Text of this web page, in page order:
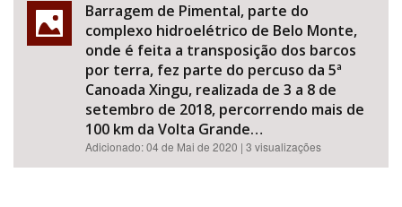
Barragem de Pimental, parte do
complexo hidroelétrico de Belo Monte,
onde é feita a transposição dos barcos
por terra, fez parte do percuso da 5ª
Canoada Xingu, realizada de 3 a 8 de
setembro de 2018, percorrendo mais de
100 km da Volta Grande…
Adicionado:04 de Mai de 2020 | 3 visualizações